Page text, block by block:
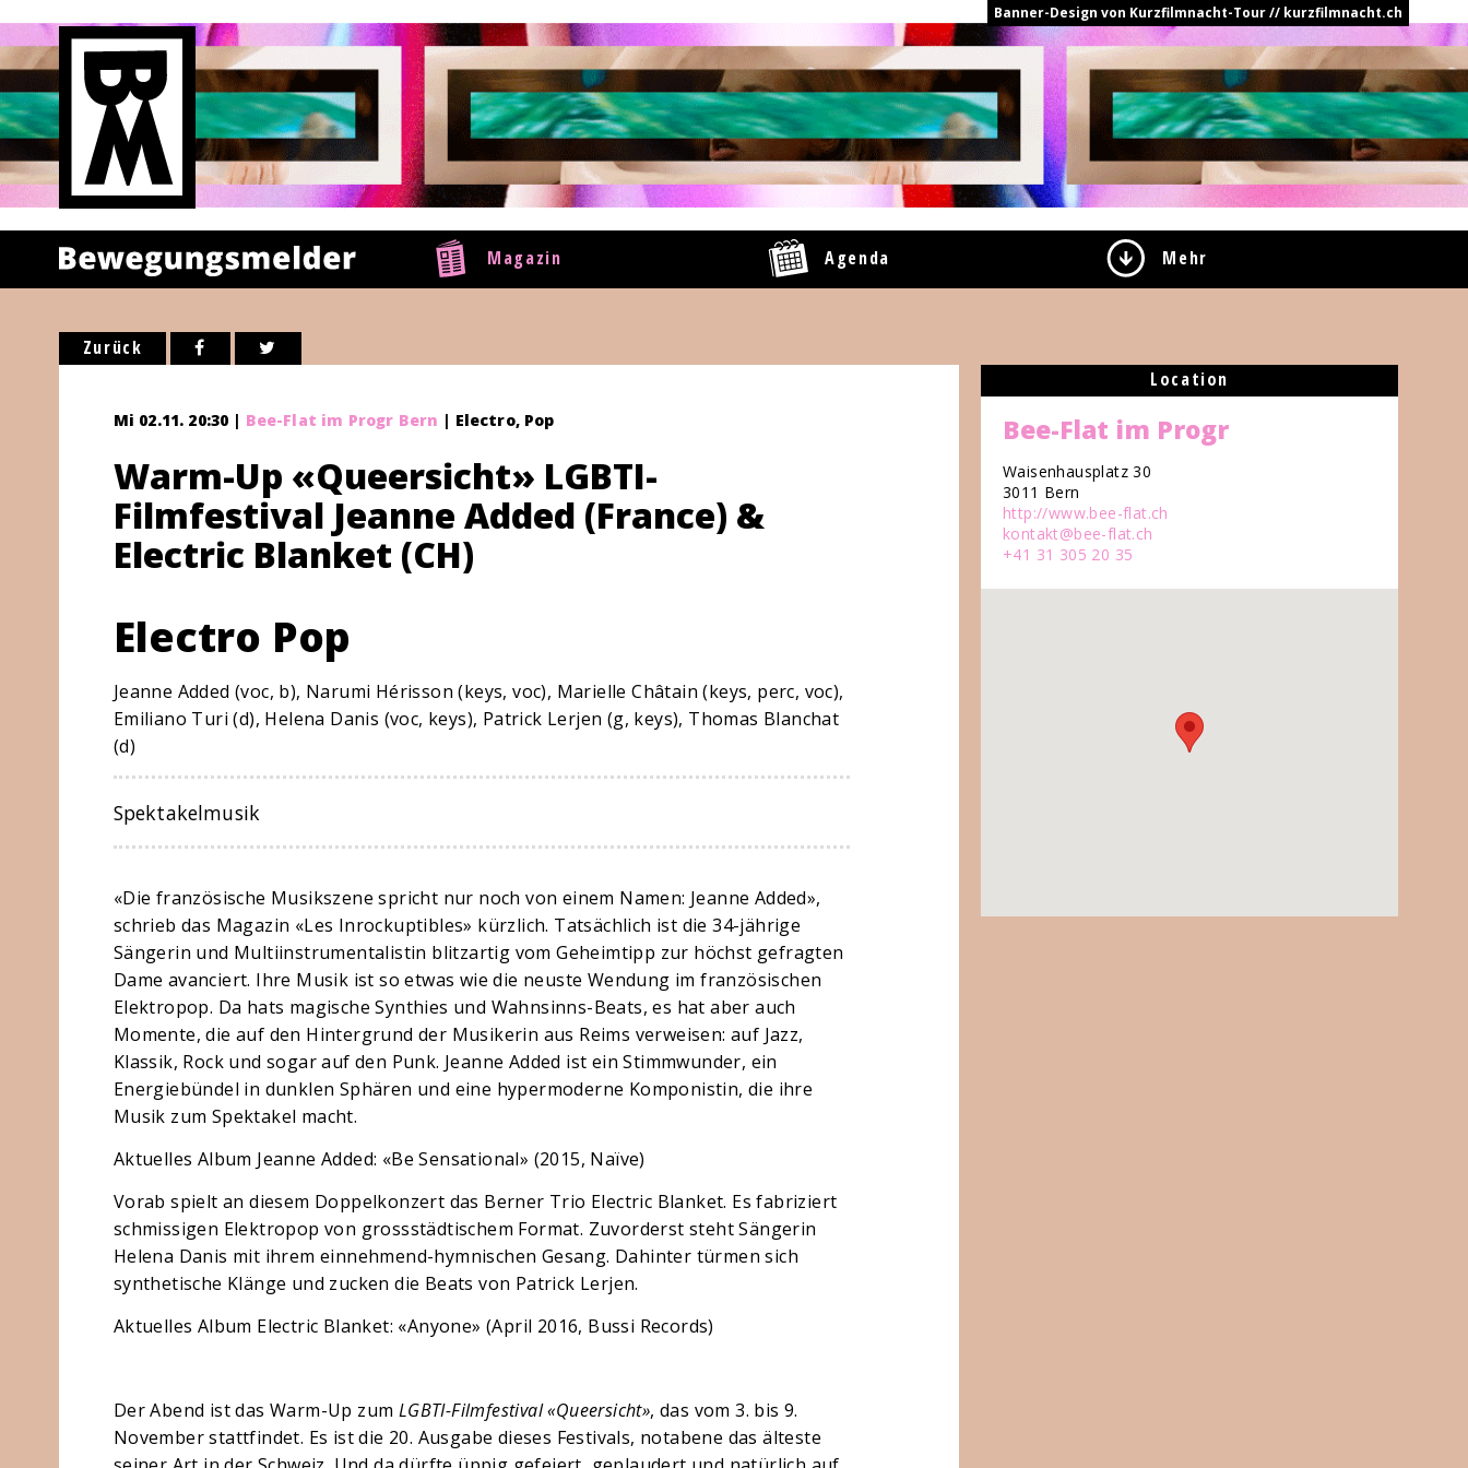
Banner-Design von Kurzfilmnacht-Tour // kurzfilmnacht.ch
Magazin Agenda Mehr
Zurück
Mi 02.11. 20:30 | Bee-Flat im Progr Bern | Electro, Pop
Warm-Up «Queersicht» LGBTI-
Filmfestival Jeanne Added (France) &
Electric Blanket (CH)
Electro Pop
Jeanne Added (voc, b), Narumi Hérisson (keys, voc), Marielle Châtain (keys, perc, voc),
Emiliano Turi (d), Helena Danis (voc, keys), Patrick Lerjen (g, keys), Thomas Blanchat
(d)
Spektakelmusik
«Die französische Musikszene spricht nur noch von einem Namen: Jeanne Added»,
schrieb das Magazin «Les Inrockuptibles» kürzlich. Tatsächlich ist die 34-jährige
Sängerin und Multiinstrumentalistin blitzartig vom Geheimtipp zur höchst gefragten
Dame avanciert. Ihre Musik ist so etwas wie die neuste Wendung im französischen
Elektropop. Da hats magische Synthies und Wahnsinns-Beats, es hat aber auch
Momente, die auf den Hintergrund der Musikerin aus Reims verweisen: auf Jazz,
Klassik, Rock und sogar auf den Punk. Jeanne Added ist ein Stimmwunder, ein
Energiebündel in dunklen Sphären und eine hypermoderne Komponistin, die ihre
Musik zum Spektakel macht.
Aktuelles Album Jeanne Added: «Be Sensational» (2015, Naïve)
Vorab spielt an diesem Doppelkonzert das Berner Trio Electric Blanket. Es fabriziert
schmissigen Elektropop von grossstädtischem Format. Zuvorderst steht Sängerin
Helena Danis mit ihrem einnehmend-hymnischen Gesang. Dahinter türmen sich
synthetische Klänge und zucken die Beats von Patrick Lerjen.
Aktuelles Album Electric Blanket: «Anyone» (April 2016, Bussi Records)
Der Abend ist das Warm-Up zum LGBTI-Filmfestival «Queersicht», das vom 3. bis 9.
November stattfindet. Es ist die 20. Ausgabe dieses Festivals, notabene das älteste
Location
Bee-Flat im Progr
Waisenhausplatz 30
3011 Bern
http://www.bee-flat.ch
kontakt@bee-flat.ch
+41 31 305 20 35